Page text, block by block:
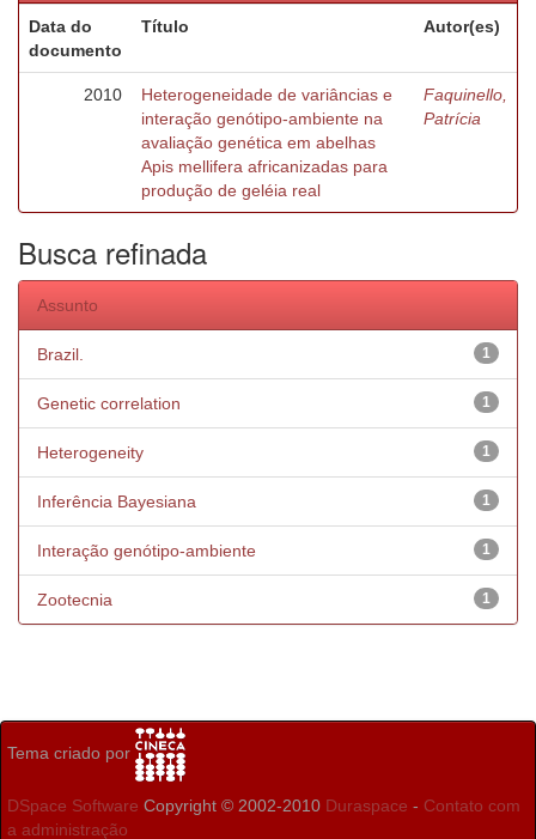
Data do
documento
Título Autor(es)
2010
Heterogeneidade de variâncias e
interação genótipo-ambiente na
avaliação genética em abelhas
Apis mellifera africanizadas para
produção de geléia real
Faquinello,
Patrícia
Busca refinada
Assunto
1
Brazil.
1
Genetic correlation
1
Heterogeneity
1
Inferência Bayesiana
1
Interação genótipo-ambiente
1
Zootecnia
Tema criado por
DSpace Software Copyright © 2002-2010 Duraspace - Contato com
a administração